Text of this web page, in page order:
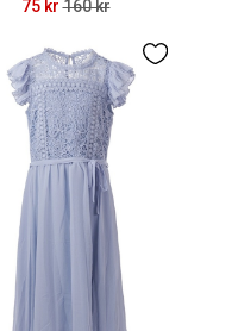
75 kr 160 kr